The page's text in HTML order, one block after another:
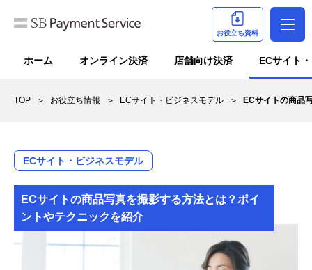
お役立ち資料
ホーム オンライン決済 店舗向け決済 ECサイト
TOP お役立ち情報 ECサイト・ビジネスモデル ECサイトの商品
ECサイト・ビジネスモデル
ECサイトの商品写真を撮影する方法とは？ポイ
ントやテクニックを紹介